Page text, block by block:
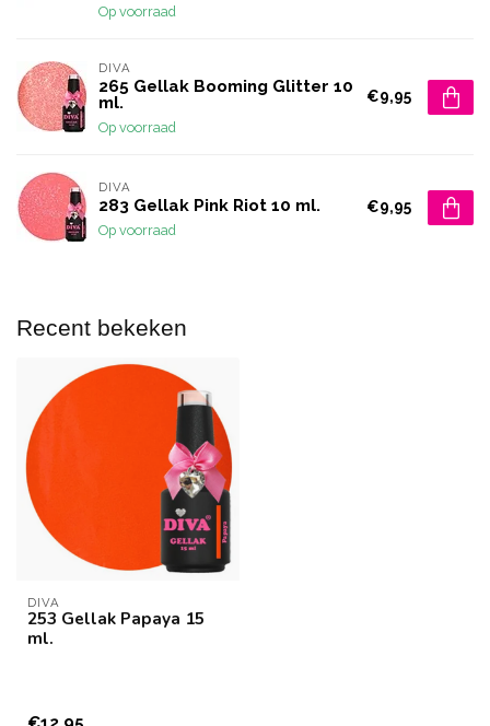
Op voorraad
DIVA
265 Gellak Booming Glitter 10
ml.
Op voorraad
€9,95
DIVA
283 Gellak Pink Riot 10 ml.
Op voorraad
€9,95
Recent bekeken
DIVA
253 Gellak Papaya 15
ml.